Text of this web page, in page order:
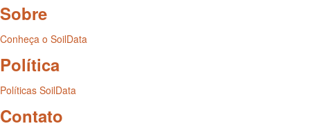
Sobre
Conheça o SoilData
Política
Políticas SoilData
Contato